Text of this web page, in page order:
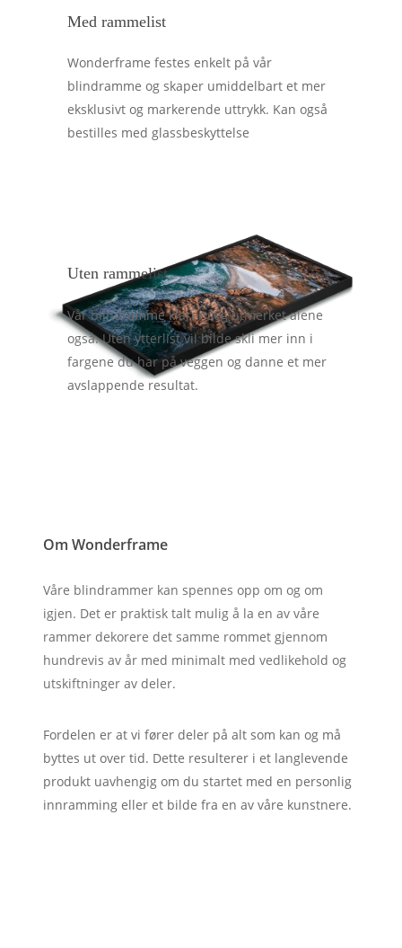
Med rammelist
Wonderframe festes enkelt på vår
blindramme og skaper umiddelbart et mer
eksklusivt og markerende uttrykk. Kan også
bestilles med glassbeskyttelse
Uten rammelist
Vår blindramme klarer seg utmerket alene
også. Uten ytterlist vil bilde skli mer inn i
fargene du har på veggen og danne et mer
avslappende resultat.
Om Wonderframe
Våre blindrammer kan spennes opp om og om
igjen. Det er praktisk talt mulig å la en av våre
rammer dekorere det samme rommet gjennom
hundrevis av år med minimalt med vedlikehold og
utskiftninger av deler.
Fordelen er at vi fører deler på alt som kan og må
byttes ut over tid. Dette resulterer i et langlevende
produkt uavhengig om du startet med en personlig
innramming eller et bilde fra en av våre kunstnere.